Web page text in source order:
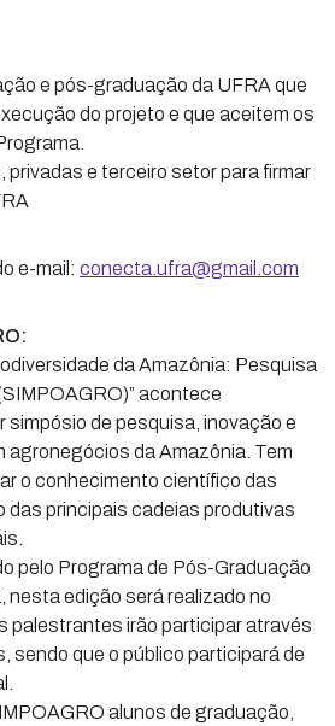
e pós-graduação da UFRA que
do projeto e que aceitem os
e terceiro setor para firmar
e-mail: conecta.ufra@gmail.com
da Amazônia: Pesquisa
acontece
simpósio de pesquisa, inovação e
agronegócios da Amazônia. Tem
o conhecimento científico das
das principais cadeias produtivas
pelo Programa de Pós-Graduação
nesta edição será realizado no
palestrantes irão participar através
sendo que o público participará de
alunos de graduação,